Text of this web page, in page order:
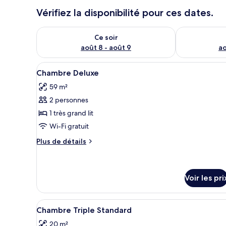
Vérifiez la disponibilité pour ces dates.
Ce soir
août 8 - août 9
Vérifier la disponibilité pour ce soir août 8 - août 9
Vérifier la
Afficher
toutes
les
photos
pour
ce
type
de
Une chambre d’hôtel avec
8
Chambre Deluxe
59 m²
2 personnes
1 très grand lit
Wi-Fi gratuit
Plus de détails
Plus
type
de
chambre
Chambre
Deluxe
Voir les
Afficher
toutes
Une chambre d’hôtel avec
5
Chambre Triple Standard
20 m²